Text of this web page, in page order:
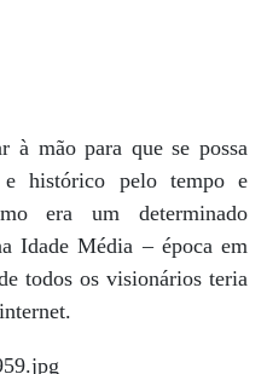
à mão para que se possa
histórico pelo tempo e
era um determinado
Idade Média – época em
todos os visionários teria